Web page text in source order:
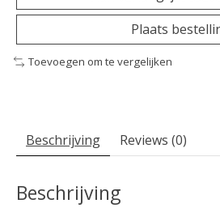
Plaats
Toevoegen om te vergelijken
Beschrijving Reviews (0)
Beschrijving